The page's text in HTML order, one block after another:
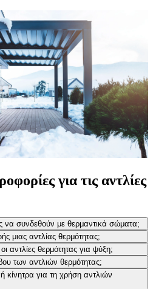
για τις αντλίες
να συνδεθούν με θερμαντικά σώματα;
μιας αντλίας θερμότητας;
αντλίες θερμότητας για ψύξη;
των αντλιών θερμότητας;
κίνητρα για τη χρήση αντλιών